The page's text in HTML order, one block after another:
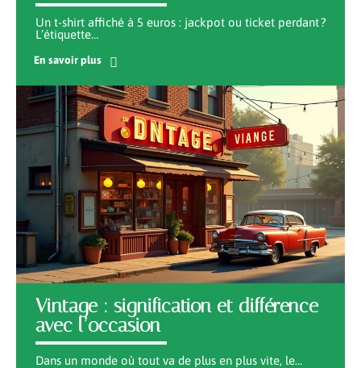
Un t-shirt affiché à 5 euros : jackpot ou ticket perdant ?
L’étiquette…
En savoir plus
Vintage : signification et différence
avec l’occasion
Dans un monde où tout va de plus en plus vite, le…